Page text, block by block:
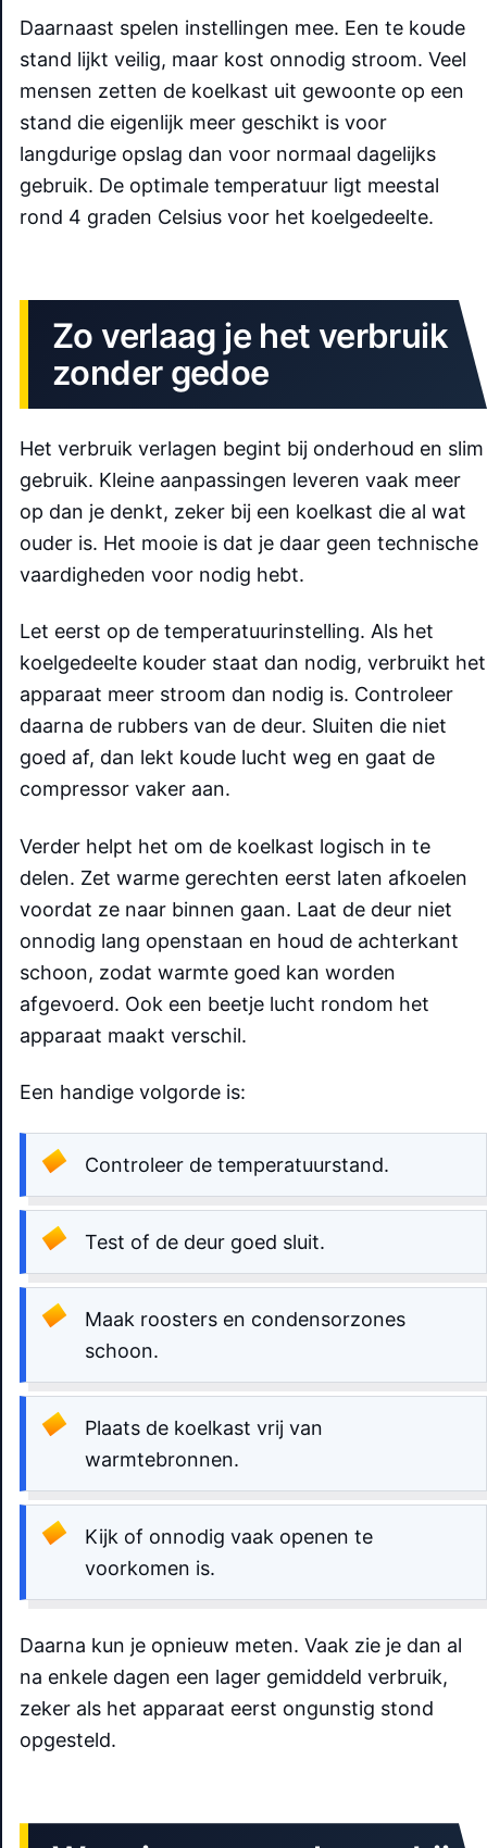
Daarnaast spelen instellingen mee. Een te koude
stand lijkt veilig, maar kost onnodig stroom. Veel
mensen zetten de koelkast uit gewoonte op een
stand die eigenlijk meer geschikt is voor
langdurige opslag dan voor normaal dagelijks
gebruik. De optimale temperatuur ligt meestal
rond 4 graden Celsius voor het koelgedeelte.
Zo verlaag je het verbruik
zonder gedoe
Het verbruik verlagen begint bij onderhoud en slim
gebruik. Kleine aanpassingen leveren vaak meer
op dan je denkt, zeker bij een koelkast die al wat
ouder is. Het mooie is dat je daar geen technische
vaardigheden voor nodig hebt.
Let eerst op de temperatuurinstelling. Als het
koelgedeelte kouder staat dan nodig, verbruikt het
apparaat meer stroom dan nodig is. Controleer
daarna de rubbers van de deur. Sluiten die niet
goed af, dan lekt koude lucht weg en gaat de
compressor vaker aan.
Verder helpt het om de koelkast logisch in te
delen. Zet warme gerechten eerst laten afkoelen
voordat ze naar binnen gaan. Laat de deur niet
onnodig lang openstaan en houd de achterkant
schoon, zodat warmte goed kan worden
afgevoerd. Ook een beetje lucht rondom het
apparaat maakt verschil.
Een handige volgorde is:
Controleer de temperatuurstand.
Test of de deur goed sluit.
Maak roosters en condensorzones
schoon.
Plaats de koelkast vrij van
warmtebronnen.
Kijk of onnodig vaak openen te
voorkomen is.
Daarna kun je opnieuw meten. Vaak zie je dan al
na enkele dagen een lager gemiddeld verbruik,
zeker als het apparaat eerst ongunstig stond
opgesteld.